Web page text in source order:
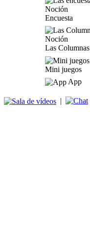
Encuesta
Las Columnas
Mini juegos
App
|